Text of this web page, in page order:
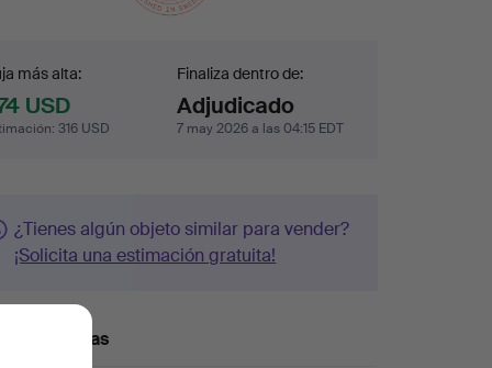
más alta:
USD
: 316 USD
Finaliza dentro de:
Adjudicado
7 may 2026 a las 04:15 EDT
¿Tienes algún objeto similar para vender?
¡Solicita una estimación gratuita!
de pujas